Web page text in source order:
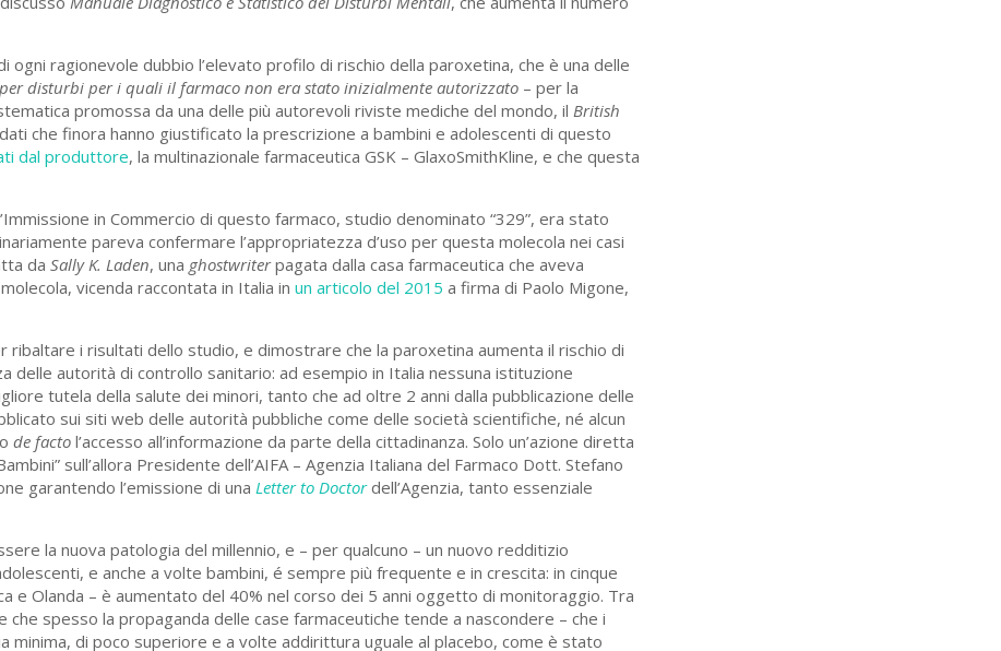
ragionevole dubbio l’elevato profilo di rischio della paroxetina, che è una delle
disturbi per i quali il farmaco non era stato inizialmente autorizzato – per la
promossa da una delle più autorevoli riviste mediche del mondo, ilBritish
che finora hanno giustificato la prescrizione a bambini e adolescenti di questo
dal produttore, la multinazionale farmaceutica GSK – GlaxoSmithKline, e che questa
in Commercio di questo farmaco, studio denominato “329”, era stato
pareva confermare l’appropriatezza d’uso per questa molecola nei casi
daSally K. Laden, una ghostwriterpagata dalla casa farmaceutica che aveva
vicenda raccontata in Italia inun articolo del 2015 a firma di Paolo Migone,
ribaltare i risultati dello studio, e dimostrare che la paroxetina aumenta il rischio di
delle autorità di controllo sanitario: ad esempio in Italia nessuna istituzione
tutela della salute dei minori, tanto che ad oltre 2 anni dalla pubblicazione delle
sui siti web delle autorità pubbliche come delle società scientifiche, né alcun
de facto l’accesso all’informazione da parte della cittadinanza. Solo un’azione diretta
sull’allora Presidente dell’AIFA – Agenzia Italiana del Farmaco Dott. Stefano
garantendo l’emissione di unaLetter to Doctordell’Agenzia, tanto essenziale
la nuova patologia del millennio, e – per qualcuno – un nuovo redditizio
e anche a volte bambini, é sempre più frequente e in crescita: in cinque
e Olanda – è aumentato del 40% nel corso dei 5 anni oggetto di monitoraggio. Tra
che spesso la propaganda delle case farmaceutiche tende a nascondere – che i
minima, di poco superiore e a volte addirittura uguale al placebo, come è stato